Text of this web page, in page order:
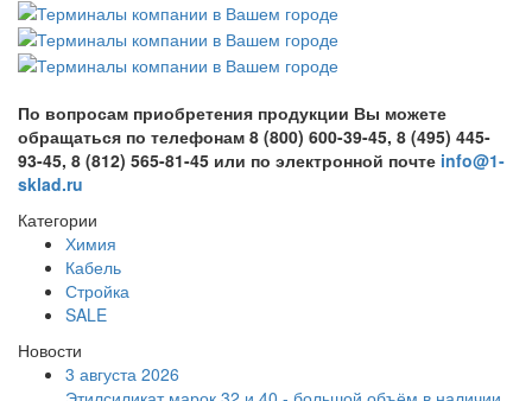
По вопросам приобретения продукции Вы можете
обращаться по телефонам 8 (800) 600-39-45, 8 (495) 445-
93-45, 8 (812) 565-81-45 или по электронной почте info@1-
sklad.ru
Категории
Химия
Кабель
Стройка
SALE
Новости
3 августа 2026